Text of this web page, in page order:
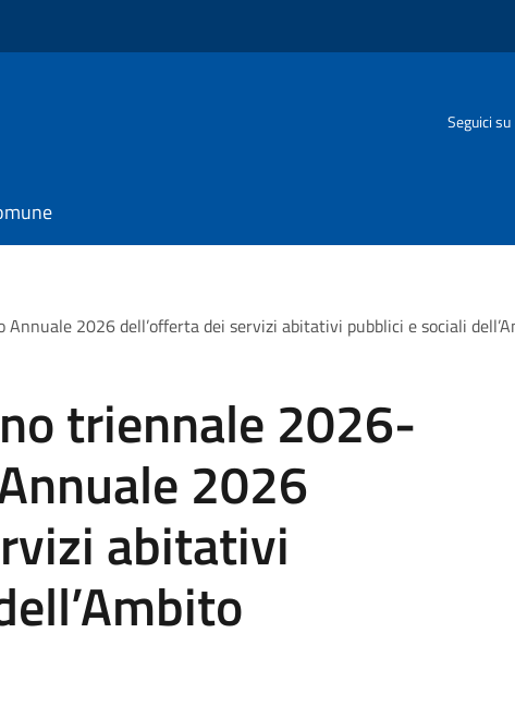
Seguici su
2026 dell’offerta dei servizi abitativi pubblici e sociali
triennale 2026-
2026
abitativi